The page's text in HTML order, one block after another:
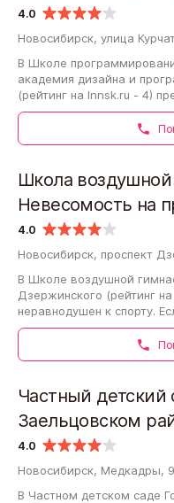
4.0
Новосибирск, улица
В Школе
академия дизайна и
(рейтинг на Innsk.ru - 4)
испанский язык. Местные
4.0
Школа
Невесомость на
Новосибирск, проспект
В Школе воздушной
Дзержинского (рейтинг
неравнодушен к спорту.
занятия и выполнять
4.0
Частный детский
Заельцовском
Новосибирск, Медкадры, 9
В Частном детском саде